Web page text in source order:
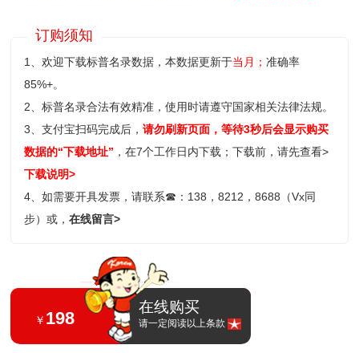
订购须知
1、欢迎下载标普名录数据，本数据更新于当月；准确率
85%+。
2、标普名录合法有效精准，使用时请遵守国家相关法律法规。
3、支付宝扫码完成后，请勿刷新页面，等待3秒后会显示购买
数据的“下载地址” ，在7个工作日内下载；下载前，请先查看>
下载说明>
4、如需要开具发票，请联系☎ ：138，8212，8688（Vx同
步）或，在线留言>
￥ 198
在线购买
请一定阅读以上条款